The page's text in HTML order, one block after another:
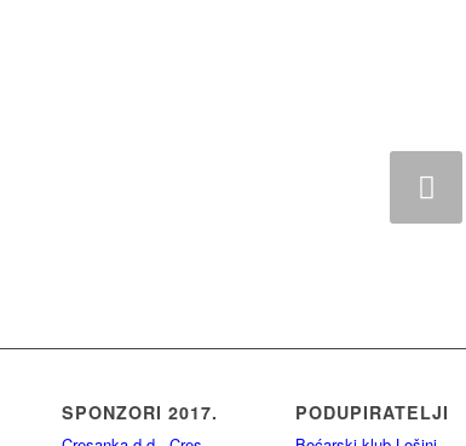
SPONZORI 2017. PODUPIRATELJI